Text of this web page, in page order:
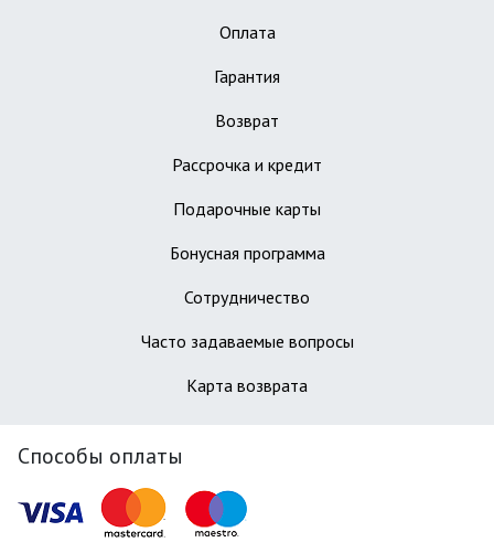
Оплата
Гарантия
Возврат
Рассрочка и кредит
Подарочные карты
Бонусная программа
Сотрудничество
Часто задаваемые вопросы
Карта возврата
Способы оплаты